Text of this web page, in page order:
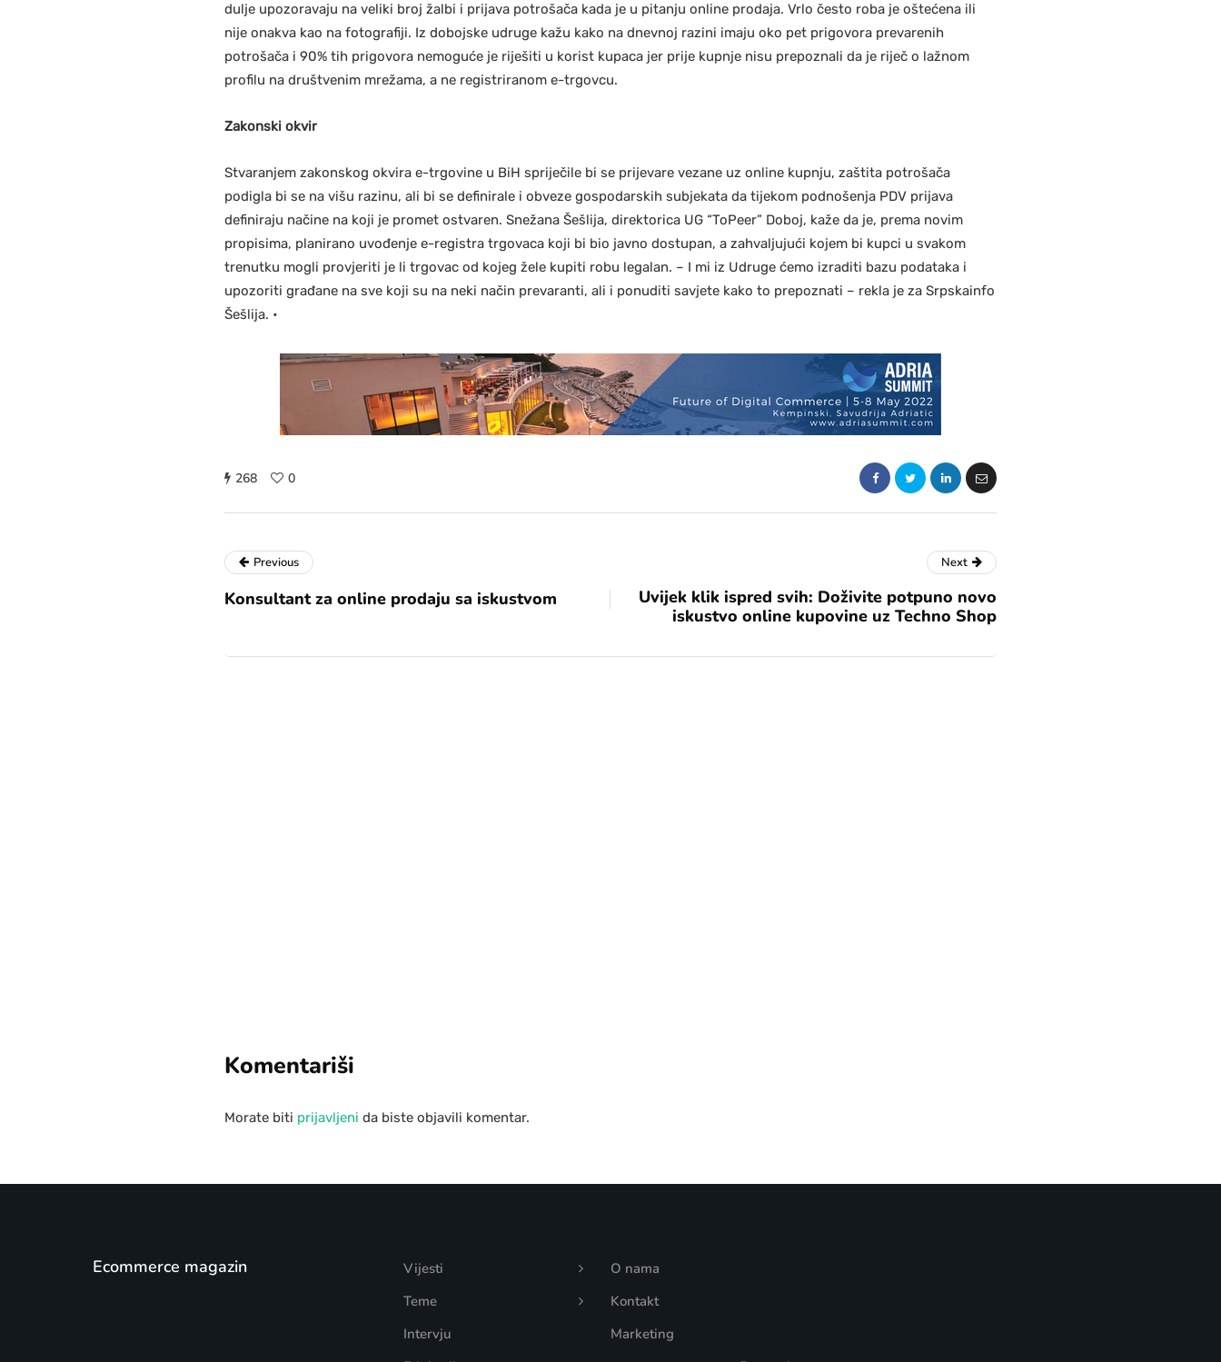
dulje upozoravaju na veliki broj žalbi i prijava potrošača kada je u pitanju online prodaja. Vrlo često roba je oštećena ili
nije onakva kao na fotografiji. Iz dobojske udruge kažu kako na dnevnoj razini imaju oko pet prigovora prevarenih
potrošača i 90% tih prigovora nemoguće je riješiti u korist kupaca jer prije kupnje nisu prepoznali da je riječ o lažnom
profilu na društvenim mrežama, a ne registriranom e-trgovcu.
Zakonski okvir
Stvaranjem zakonskog okvira e-trgovine u BiH spriječile bi se prijevare vezane uz online kupnju, zaštita potrošača
podigla bi se na višu razinu, ali bi se definirale i obveze gospodarskih subjekata da tijekom podnošenja PDV prijava
definiraju načine na koji je promet ostvaren. Snežana Šešlija, direktorica UG “ToPeer” Doboj, kaže da je, prema novim
propisima, planirano uvođenje e-registra trgovaca koji bi bio javno dostupan, a zahvaljujući kojem bi kupci u svakom
trenutku mogli provjeriti je li trgovac od kojeg žele kupiti robu legalan. – I mi iz Udruge ćemo izraditi bazu podataka i
upozoriti građane na sve koji su na neki način prevaranti, ali i ponuditi savjete kako to prepoznati – rekla je za Srpskainfo
Šešlija. •
268 0
Previous
Konsultant za online prodaju sa iskustvom
Next
Uvijek klik ispred svih: Doživite potpuno novo
iskustvo online kupovine uz Techno Shop
Komentariši
Morate biti prijavljeni da biste objavili komentar.
Ecommerce magazin
Vijesti
Teme
Intervju
O nama
Kontakt
Marketing